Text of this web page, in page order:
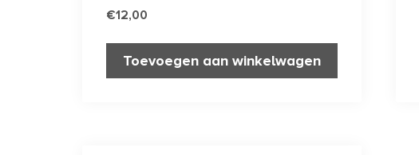
€12,00
Toevoegen aan winkelwagen